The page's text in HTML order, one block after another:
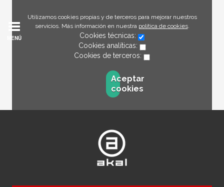
Utilizamos cookies propias y de terceros para mejorar nuestros
servicios. Más información en nuestra política de cookies.
Cookies técnicas:
Cookies analíticas:
Cookies de terceros:
Aceptar
cookies
MENÚ